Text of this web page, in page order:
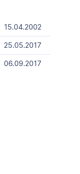
15.04.2002
25.05.2017
06.09.2017